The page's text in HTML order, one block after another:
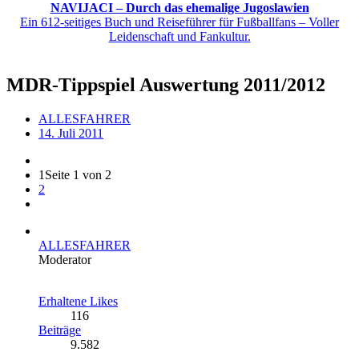
NAVIJACI – Durch das ehemalige Jugoslawien
Ein 612-seitiges Buch und Reiseführer für Fußballfans – Voller
Leidenschaft und Fankultur.
MDR-Tippspiel Auswertung 2011/2012
ALLESFAHRER
14. Juli 2011
1 Seite 1 von 2
2
ALLESFAHRER
Moderator
Erhaltene Likes
116
Beiträge
9.582